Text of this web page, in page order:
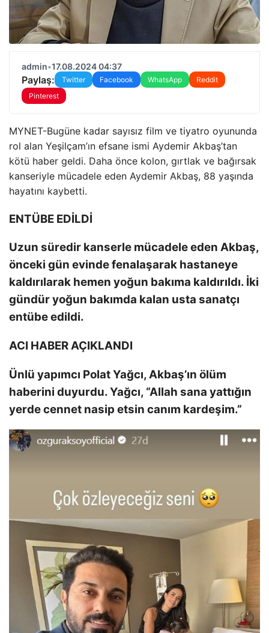
admin•17.08.2024 04:37
Paylaş: Twitter Facebook WhatsApp
Reddit
Pinterest
MYNET-Bugüne kadar sayısız film ve tiyatro oyununda
rol alan Yeşilçam’ın efsane ismi Aydemir Akbaş’tan
kötü haber geldi. Daha önce kolon, gırtlak ve bağırsak
kanseriyle mücadele eden Aydemir Akbaş, 88 yaşında
hayatını kaybetti.
ENTÜBE EDİLDİ
Uzun süredir kanserle mücadele eden Akbaş,
önceki gün evinde fenalaşarak hastaneye
kaldırılarak hemen yoğun bakıma kaldırıldı. İki
gündür yoğun bakımda kalan usta sanatçı
entübe edildi.
ACI HABER AÇIKLANDI
Ünlü yapımcı Polat Yağcı, Akbaş’ın ölüm
haberini duyurdu. Yağcı, “Allah sana yattığın
yerde cennet nasip etsin canım kardeşim.”